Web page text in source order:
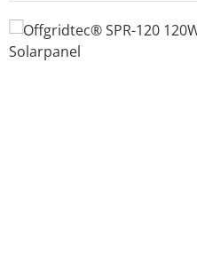
Bildergalerie überspringen